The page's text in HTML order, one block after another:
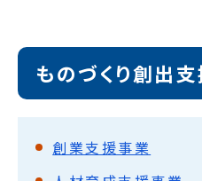
ものづくり創出
創業支援事業